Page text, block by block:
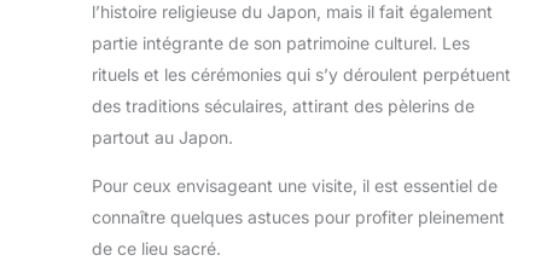
l’histoire religieuse du Japon, mais il fait également
partie intégrante de son patrimoine culturel. Les
rituels et les cérémonies qui s’y déroulent perpétuent
des traditions séculaires, attirant des pèlerins de
partout au Japon.
Pour ceux envisageant une visite, il est essentiel de
connaître quelques astuces pour profiter pleinement
de ce lieu sacré.